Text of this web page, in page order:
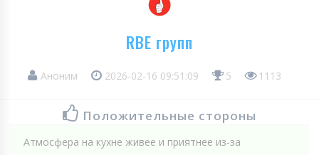
RBE групп
Аноним 2026-02-16 09:51:09 5 1113
Положительные стороны
Атмосфера на кухне живее и приятнее из-за